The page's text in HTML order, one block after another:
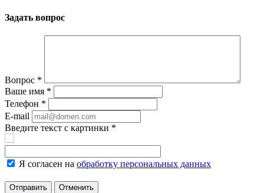
Задать вопрос
Вопрос *
Ваше имя *
Телефон *
E-mail
Введите текст с картинки *
Я согласен на обработку персональных данных
Отменить